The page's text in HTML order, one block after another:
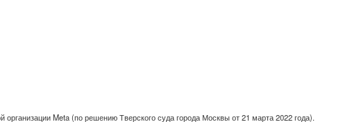
Meta (по решению Тверского суда города Москвы от 21 марта 2022 года).